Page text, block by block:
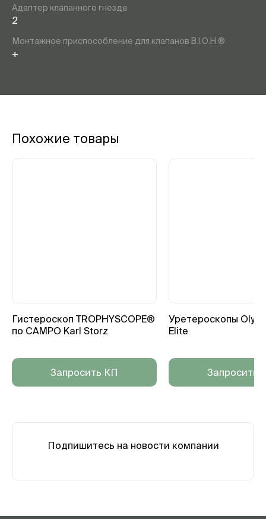
Адаптер клапанного гнезда
2
Монтажное приспособление для клапанов B.I.O.H.®
+
Похожие товары
Гистероскоп TROPHYSCOPE®
по CAMPO Karl Storz
Запросить КП
Уретероскопы
Elite
Запросить
Подпишитесь на новости компании